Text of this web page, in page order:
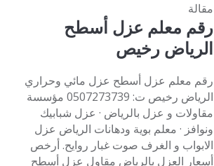
مقالة
رقم معلم عزل أسطح
الرياض رخيص
رقم معلم عزل أسطح عزل مائي وحراري
الرياض رخيص ت: 0507273739 مؤسسة
مقاولات و عزل بالرياض · عزل شبابيك
ونوافز · معلم بوية ودهانات الرياض عزل
الابواب و الغرف صوت غبار روايح. أرخص
أسعار العزل بالرياض مقاول عزل أسطح